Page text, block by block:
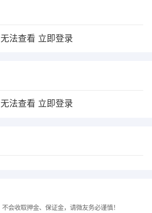
法查看 立即登录
法查看 立即登录
会收取押金、保证金，请微友务必谨慎！